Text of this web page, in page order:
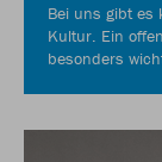
Bei uns gibt es
Kultur. Ein
besonders